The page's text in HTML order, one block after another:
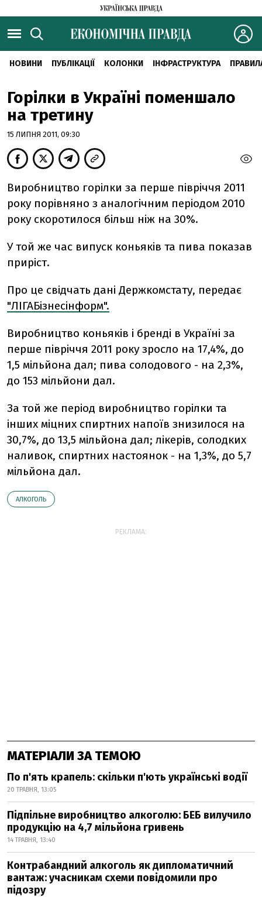
НОВИНИ ПУБЛІКАЦІЇ КОЛОНКИ ІНФРАСТРУКТУРА
Горілки в Україні поменшало
на третину
15 ЛИПНЯ 2011, 09:30
Виробництво горілки за перше півріччя 2011
року порівняно з аналогічним періодом 2010
року скоротилося більш ніж на 30%.
У той же час випуск коньяків та пива показав
приріст.
Про це свідчать дані Держкомстату, передає
"ЛІГАБізнесінформ".
Виробництво коньяків і бренді в Україні за
перше півріччя 2011 року зросло на 17,4%, до
1,5 мільйона дал; пива солодового - на 2,3%,
до 153 мільйони дал.
За той же період виробництво горілки та
інших міцних спиртних напоїв знизилося на
30,7%, до 13,5 мільйона дал; лікерів, солодких
наливок, спиртних настоянок - на 1,3%, до 5,7
мільйона дал.
АЛКОГОЛЬ
РЕКЛАМА:
МАТЕРІАЛИ ЗА ТЕМОЮ
По п'ять крапель: скільки п'ють українські водії
20 ТРАВНЯ, 13:05
Підпільне виробництво алкоголю: БЕБ вилучило
продукцію на 4,7 мільйона гривень
14 ТРАВНЯ, 13:40
Контрабандний алкоголь як дипломатичний
вантаж: учасникам схеми повідомили про
підозру